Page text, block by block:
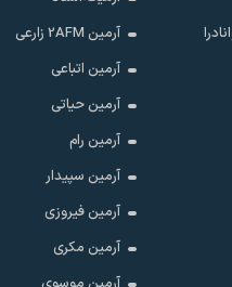
آرمین 2AFM زارعی
آرمین اتباعی
آرمین حیاتی
آرمین رام
آرمین سپیدار
آرمین فیروزی
آرمین مکری